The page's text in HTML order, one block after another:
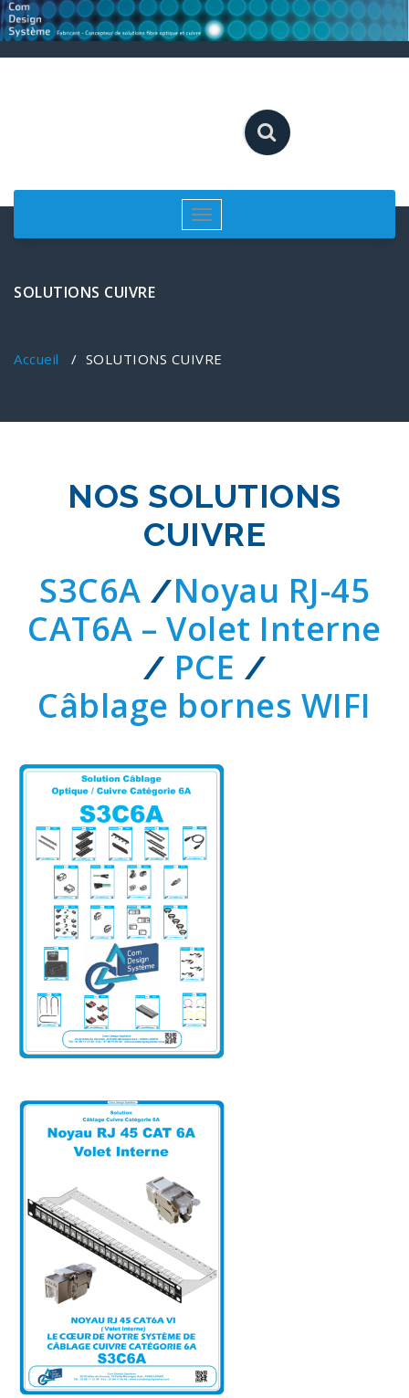
Aller
au
Afficher/masquer
la
SOLUTIONS CUIVRE
Accueil / SOLUTIONS CUIVRE
NOS SOLUTIONS
CUIVRE
S3C6A /Noyau RJ-45
CAT6A – Volet Interne
/ PCE /
Câblage bornes WIFI